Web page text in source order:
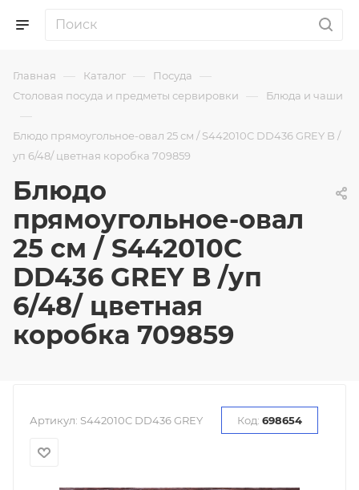
Главная — Каталог — Посуда —
Столовая посуда и предметы сервировки — Блюда и чаши
—
Блюдо прямоугольное-овал 25 см / S442010C DD436 GREY B /
уп 6/48/ цветная коробка 709859
Блюдо
прямоугольное-овал
25 см / S442010C
DD436 GREY B /уп
6/48/ цветная
коробка 709859
Артикул: S442010C DD436 GREY Код: 698654